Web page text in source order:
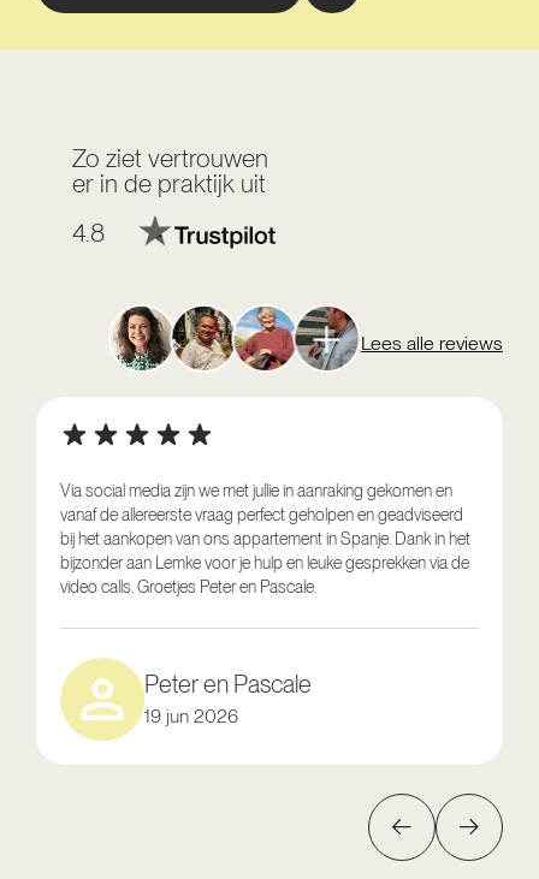
Zo ziet vertrouwen
er in de praktijk uit
4.8
Lees alle reviews
Via social media zijn we met jullie in aanraking gekomen en
vanaf de allereerste vraag perfect geholpen en geadviseerd
bij het aankopen van ons appartement in Spanje. Dank in het
bijzonder aan Lemke voor je hulp en leuke gesprekken via de
video calls. Groetjes Peter en Pascale.
Peter en Pascale
19 jun 2026